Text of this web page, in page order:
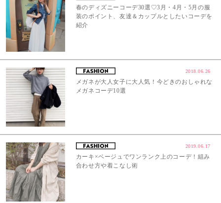
春のディズニーコーデ30選♡3月・4月・5月の服
装のポイント、友達＆カップルとしたいコーデを
紹介
2018.06.26
メガネが大人女子に大人気！今どきのおしゃれな
メガネコーデ10選
2019.06.17
カーキ×ベージュでワンランク上のコーデ！組み
合わせ方や着こなし術